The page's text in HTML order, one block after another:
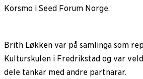
Korsmo i Seed Forum Norge.
Brith Løkken var på samlinga som
Kulturskulen i Fredrikstad og var
dele tankar med andre partnarar.